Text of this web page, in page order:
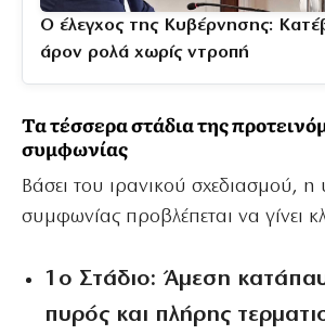
Ο έλεγχος της Κυβέρνησης:
άρον ρολά χωρίς ντροπή
Τα τέσσερα στάδια της
συμφωνίας
Βάσει του ιρανικού σχεδιασμού, η
συμφωνίας προβλέπεται να γίνει
1ο Στάδιο: Άμεση
πυρός και πλήρης